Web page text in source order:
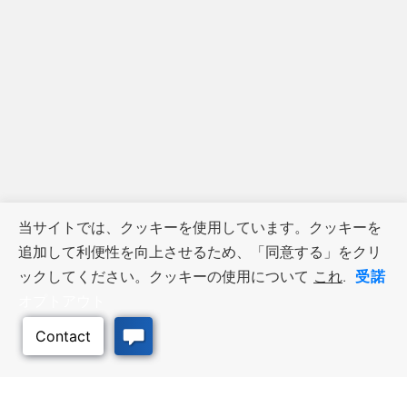
当サイトでは、クッキーを使用しています。クッキーを
追加して利便性を向上させるため、「同意する」をクリ
ックしてください。クッキーの使用について これ. 受諾